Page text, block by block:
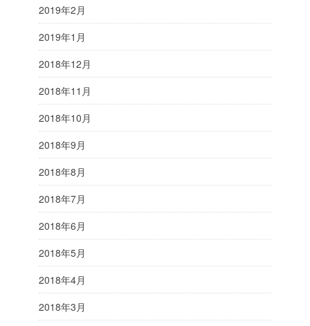
2019年2月
2019年1月
2018年12月
2018年11月
2018年10月
2018年9月
2018年8月
2018年7月
2018年6月
2018年5月
2018年4月
2018年3月